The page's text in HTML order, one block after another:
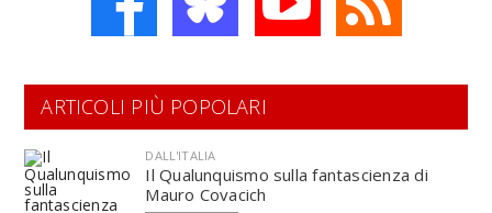
ARTICOLI PIÙ POPOLARI
DALL'ITALIA
Il Qualunquismo sulla fantascienza di
Mauro Covacich